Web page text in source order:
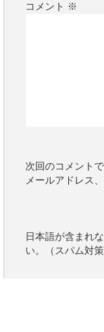
コメント ※
次回のコメント
メールアドレス
日本語が含まれ
い。（スパム対策